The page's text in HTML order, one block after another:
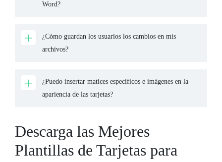
Word?
¿Cómo guardan los usuarios los cambios en mis
archivos?
¿Puedo insertar matices específicos e imágenes en la
apariencia de las tarjetas?
Descarga las Mejores
Plantillas de Tarjetas para